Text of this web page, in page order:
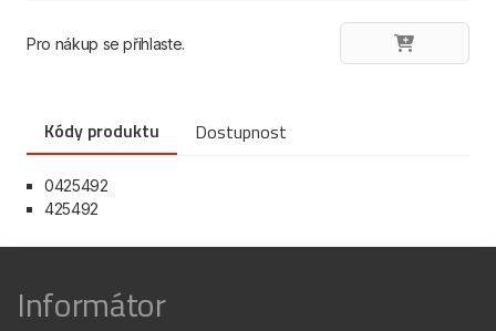
Pro nákup se přihlaste.
Kódy produktu Dostupnost
0425492
425492
Informátor